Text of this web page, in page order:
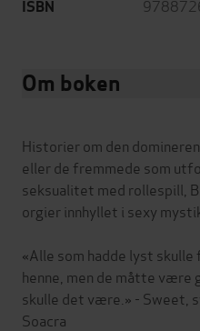
ISBN
Om boken
Historier om den
eller de fremmede som
seksualitet med rollespill,
orgier innhyllet i sexy
«Alle som hadde lyst
henne, men de måtte være
skulle det være.» - Sweet,
Soacra